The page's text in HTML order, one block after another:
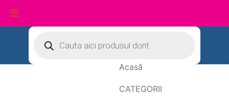
conținut
search
Acasă
CATEGORII